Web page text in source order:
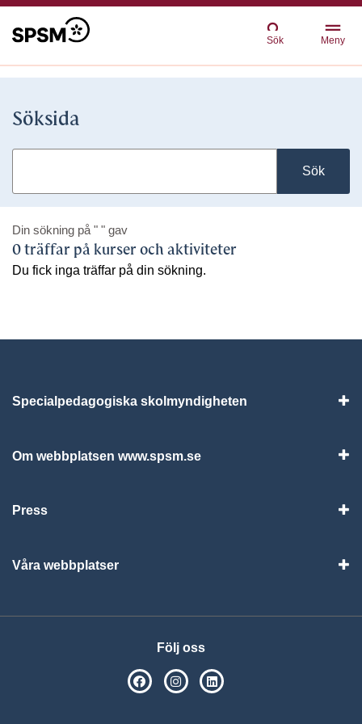
Sök Meny
Söksida
Sök
Din sökning på " " gav
0 träffar på kurser och aktiviteter
Du fick inga träffar på din sökning.
Specialpedagogiska skolmyndigheten
Om webbplatsen www.spsm.se
Press
Våra webbplatser
Följ oss
SPSM på Facebook
SPSM på Instagram